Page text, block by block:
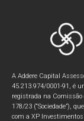
A Addere Capital
45.213.974/0001-91, é
registrada na Comissão
178/23 (“Sociedade”),
com a XP